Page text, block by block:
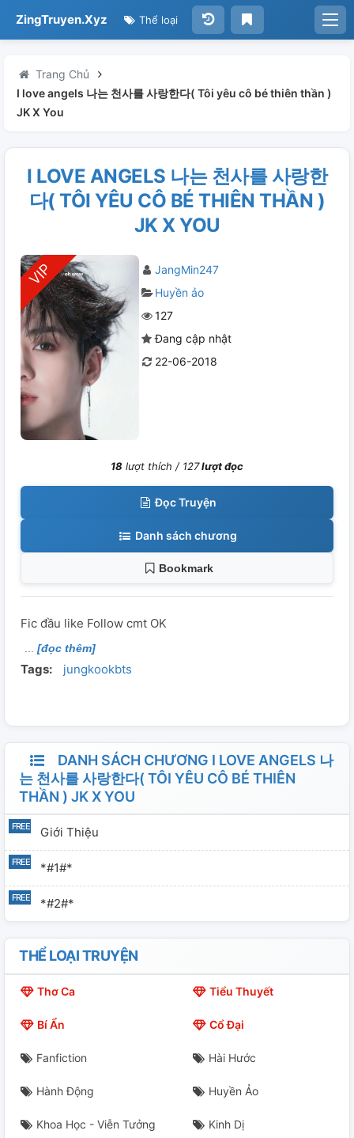
ZingTruyen.Xyz Thể loại
Trang Chủ
I love angels 나는 천사를 사랑한다( Tôi yêu cô bé thiên thần )
JK X You
I LOVE ANGELS 나는 천사를 사랑한
다( TÔI YÊU CÔ BÉ THIÊN THẦN )
JK X YOU
JangMin247
Huyền ảo
127
Đang cập nhật
22-06-2018
18 lượt thích / 127lượt đọc
Đọc Truyện
Danh sách chương
Bookmark
Fic đầu like Follow cmt OK
[đọc thêm]
Tags: jungkookbts
DANH SÁCH CHƯƠNG I LOVE ANGELS 나
는 천사를 사랑한다( TÔI YÊU CÔ BÉ THIÊN
THẦN ) JK X YOU
Giới Thiệu
*#1#*
*#2#*
THỂ LOẠI TRUYỆN
Thơ Ca Tiểu Thuyết
Bí Ẩn Cổ Đại
Fanfiction Hài Hước
Hành Động Huyền Ảo
Khoa Học - Viễn Tưởng Kinh Dị